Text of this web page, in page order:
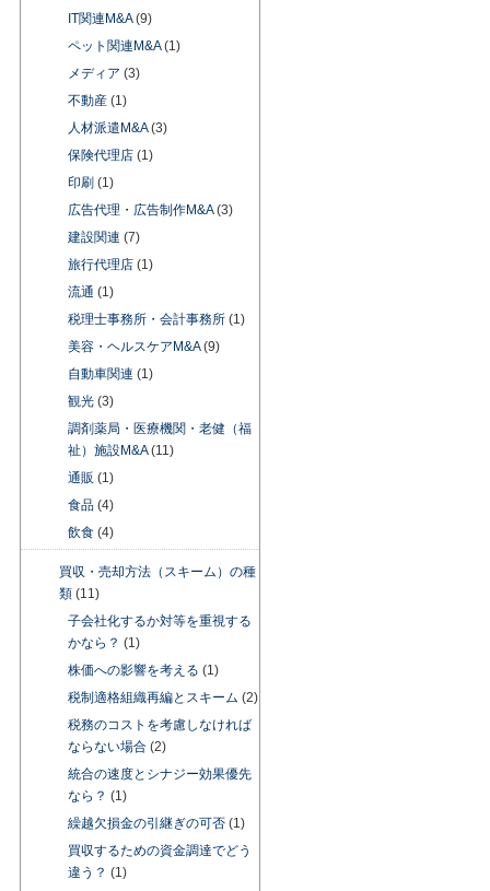
IT関連M&A(9)
ペット関連M&A(1)
メディア (3)
不動産 (1)
人材派遣M&A(3)
保険代理店 (1)
印刷 (1)
広告代理・広告制作M&A(3)
建設関連 (7)
旅行代理店 (1)
流通 (1)
税理士事務所・会計事務所 (1)
美容・ヘルスケアM&A(9)
自動車関連 (1)
観光 (3)
調剤薬局・医療機関・老健（福
祉）施設M&A(11)
通販 (1)
食品 (4)
飲食 (4)
買収・売却方法（スキーム）の種
類 (11)
子会社化するか対等を重視する
かなら？ (1)
株価への影響を考える (1)
税制適格組織再編とスキーム (2)
税務のコストを考慮しなければ
ならない場合 (2)
統合の速度とシナジー効果優先
なら？ (1)
繰越欠損金の引継ぎの可否 (1)
買収するための資金調達でどう
違う？ (1)